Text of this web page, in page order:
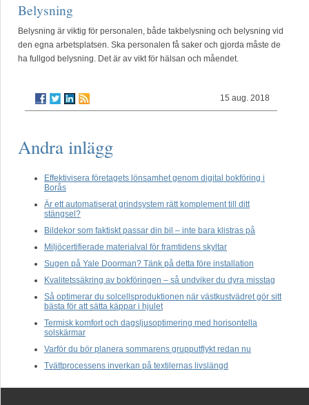
Belysning
Belysning är viktig för personalen, både takbelysning och belysning vid
den egna arbetsplatsen. Ska personalen få saker och gjorda måste de
ha fullgod belysning. Det är av vikt för hälsan och måendet.
15 aug. 2018
Andra inlägg
Effektivisera företagets lönsamhet genom digital bokföring i
Borås
Är ett automatiserat grindsystem rätt komplement till ditt
stängsel?
Bildekor som faktiskt passar din bil – inte bara klistras på
Miljöcertifierade materialval för framtidens skyltar
Sugen på Yale Doorman? Tänk på detta före installation
Kvalitetssäkring av bokföringen – så undviker du dyra misstag
Så optimerar du solcellsproduktionen när västkustvädret gör sitt
bästa för att sätta käppar i hjulet
Termisk komfort och dagsljusoptimering med horisontella
solskärmar
Varför du bör planera sommarens grupputflykt redan nu
Tvättprocessens inverkan på textilernas livslängd